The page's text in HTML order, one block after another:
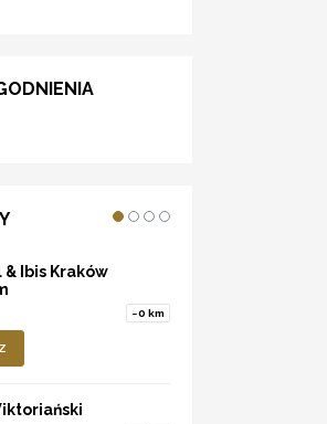
Ibis Kraków
~0 km